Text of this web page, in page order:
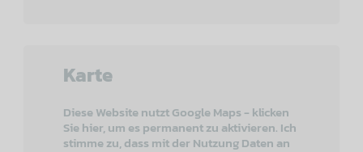
Karte
Diese Website nutzt Google Maps - klicken
Sie hier, um es permanent zu aktivieren. Ich
stimme zu, dass mit der Nutzung Daten an